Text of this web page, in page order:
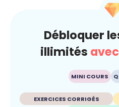
Débloquer
illimités
MINI COURS
EXERCICES CORRIGÉS